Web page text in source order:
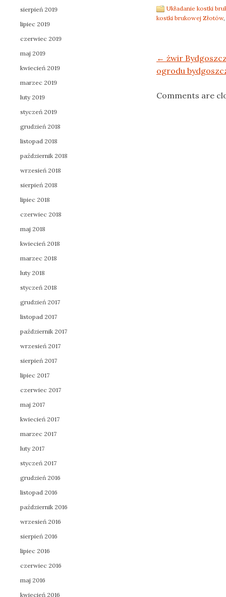
Układanie kostki
kostki brukowej Złotów,
Post navigation
← żwir
ogrodu
Comments are
sierpień 2019
lipiec 2019
czerwiec 2019
maj 2019
kwiecień 2019
marzec 2019
luty 2019
styczeń 2019
grudzień 2018
listopad 2018
październik 2018
wrzesień 2018
sierpień 2018
lipiec 2018
czerwiec 2018
maj 2018
kwiecień 2018
marzec 2018
luty 2018
styczeń 2018
grudzień 2017
listopad 2017
październik 2017
wrzesień 2017
sierpień 2017
lipiec 2017
czerwiec 2017
maj 2017
kwiecień 2017
marzec 2017
luty 2017
styczeń 2017
grudzień 2016
listopad 2016
październik 2016
wrzesień 2016
sierpień 2016
lipiec 2016
czerwiec 2016
maj 2016
kwiecień 2016